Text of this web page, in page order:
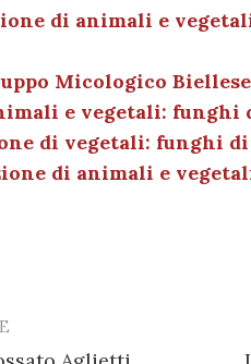
s
p
p
n
er
gr
a
m
e
dI
n
k
et
di animali e
Micologico Biellese
e vegetali: funghi
di vegetali: funghi
di animali e